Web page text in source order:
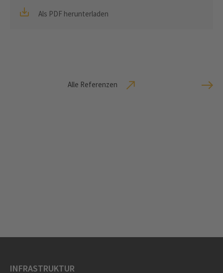
Als PDF herunterladen
Alle Referenzen
INFRASTRUKTUR